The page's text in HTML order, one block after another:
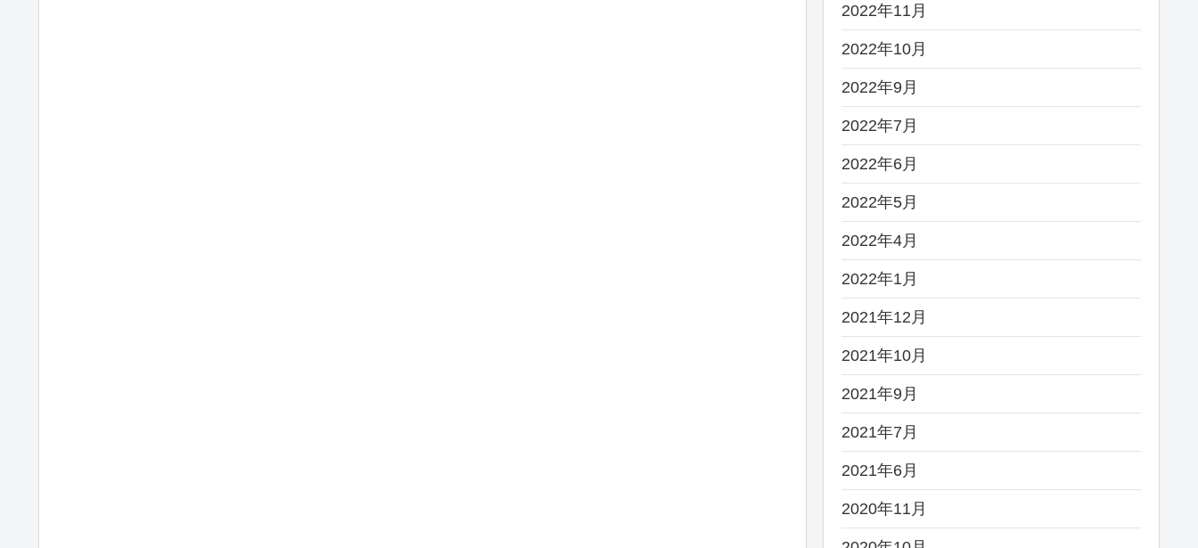
2022年11月
2022年10月
2022年9月
2022年7月
2022年6月
2022年5月
2022年4月
2022年1月
2021年12月
2021年10月
2021年9月
2021年7月
2021年6月
2020年11月